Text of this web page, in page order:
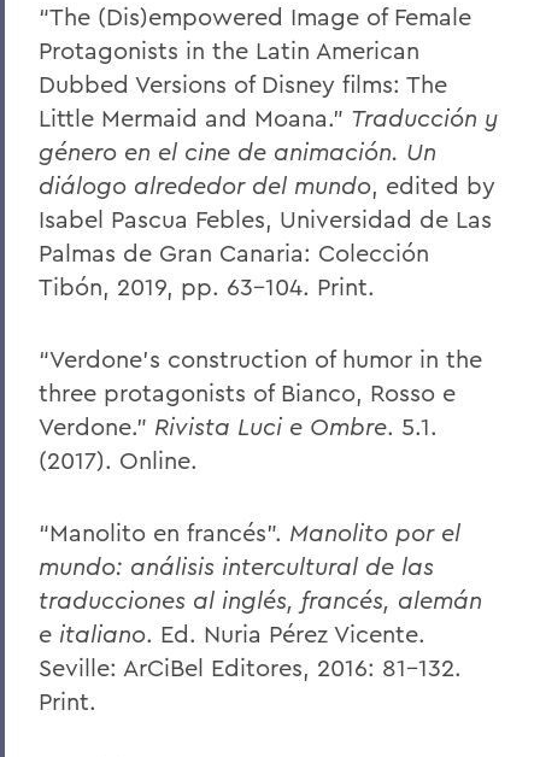
“The (Dis)empowered Image of Female
Protagonists in the Latin American
Dubbed Versions of Disney films: The
Little Mermaid and Moana.” Traducción y
género en el cine de animación. Un
diálogo alrededor del mundo, edited by
Isabel Pascua Febles, Universidad de Las
Palmas de Gran Canaria: Colección
Tibón, 2019, pp. 63-104. Print.
“Verdone’s construction of humor in the
three protagonists of Bianco, Rosso e
Verdone.” Rivista Luci e Ombre. 5.1.
(2017). Online.
“Manolito en francés”. Manolito por el
mundo: análisis intercultural de las
traducciones al inglés, francés, alemán
e italiano. Ed. Nuria Pérez Vicente.
Seville: ArCiBel Editores, 2016: 81-132.
Print.